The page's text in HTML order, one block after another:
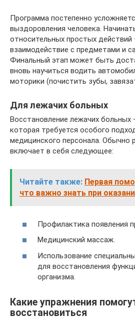
Программа постепенно
выздоровления человека.
относительных простых действий
взаимодействие с предметами и
Финальный этап может быть
вновь научиться водить
моторики (почистить зубы,
Для лежачих больных
Восстановление лежачих больных
которая требуется особого
медицинского персонала. Обычно
включает в себя следующее:
Читайте также: Первая
что важно знать при
Профилактика появления
Медицинский массаж.
Использование
для восстановления
организма.
Какие упражнения
восстановиться